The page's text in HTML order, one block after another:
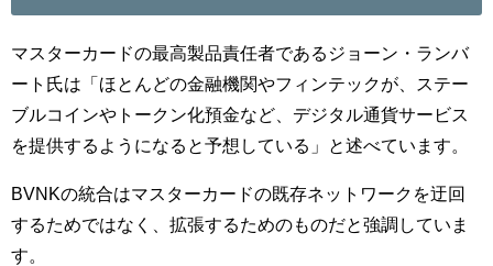
マスターカードの最高製品責任者であるジョーン・ランバ
ート氏は「ほとんどの金融機関やフィンテックが、ステー
ブルコインやトークン化預金など、デジタル通貨サービス
を提供するようになると予想している」と述べています。
BVNKの統合はマスターカードの既存ネットワークを迂回
するためではなく、拡張するためのものだと強調していま
す。